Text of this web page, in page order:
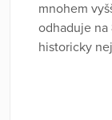
mnohem
odhaduje na
historicky